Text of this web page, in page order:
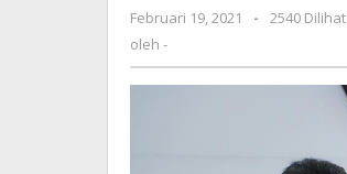
Februari 19, 2021
oleh
-
2540 Dilihat
oleh -